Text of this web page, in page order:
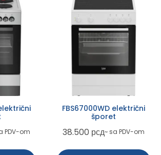
PDV-om
FBS67000WD električni
šporet
38.500 рсд~ sa PDV-om